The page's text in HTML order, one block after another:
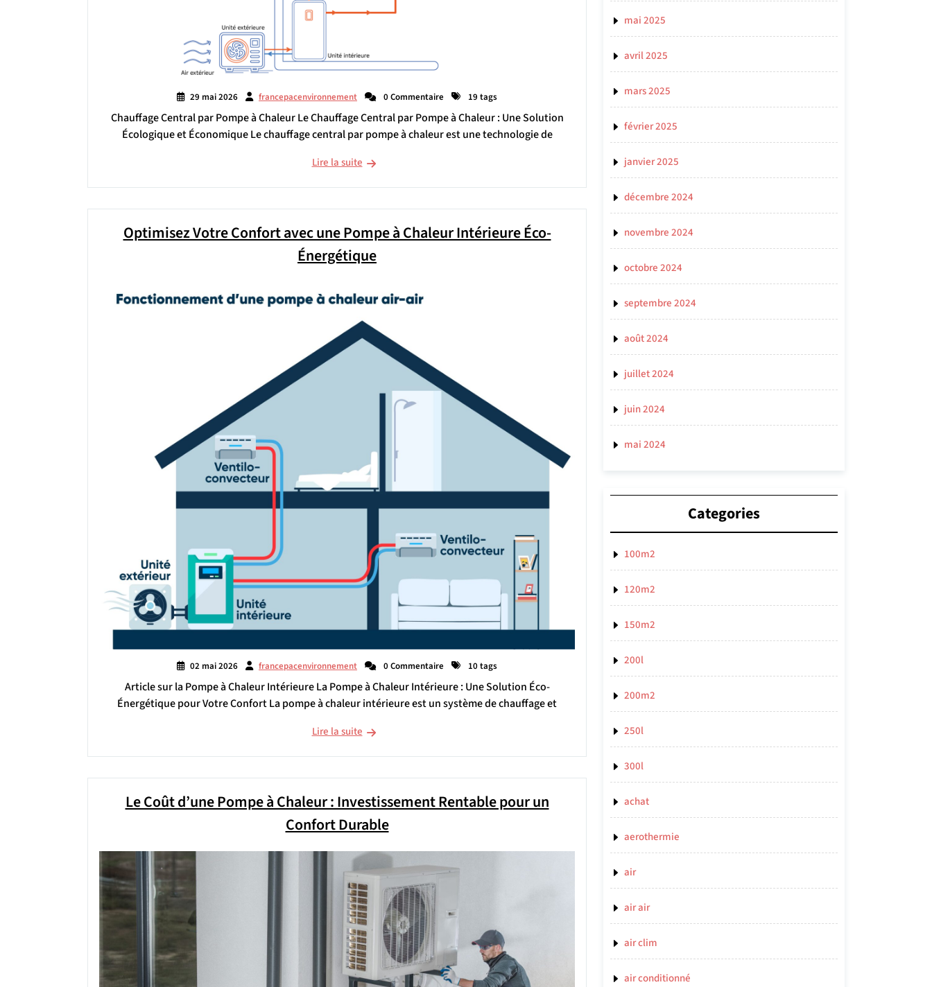
29 mai 2026 francepacenvironnement 0 Commentaire 19 tags
Chauffage Central par Pompe à Chaleur Le Chauffage Central par Pompe à Chaleur : Une Solution
Écologique et Économique Le chauffage central par pompe à chaleur est une technologie de
Lire la suite
Optimisez Votre Confort avec une Pompe à Chaleur Intérieure Éco-
Énergétique
02 mai 2026 francepacenvironnement 0 Commentaire 10 tags
Article sur la Pompe à Chaleur Intérieure La Pompe à Chaleur Intérieure : Une Solution Éco-
Énergétique pour Votre Confort La pompe à chaleur intérieure est un système de chauffage et
Lire la suite
Le Coût d’une Pompe à Chaleur : Investissement Rentable pour un
Confort Durable
mai 2025
avril 2025
mars 2025
février 2025
janvier 2025
décembre 2024
novembre 2024
octobre 2024
septembre 2024
août 2024
juillet 2024
juin 2024
mai 2024
Categories
100m2
120m2
150m2
200l
200m2
250l
300l
achat
aerothermie
air
air air
air clim
air conditionné